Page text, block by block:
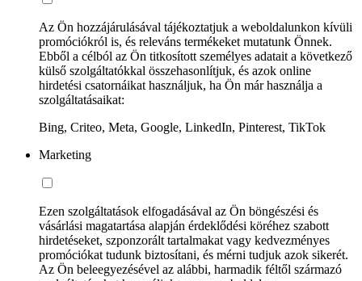
Az Ön hozzájárulásával tájékoztatjuk a weboldalunkon kívüli
promóciókról is, és releváns termékeket mutatunk Önnek.
Ebből a célból az Ön titkosított személyes adatait a következő
külső szolgáltatókkal összehasonlítjuk, és azok online
hirdetési csatornáikat használjuk, ha Ön már használja a
szolgáltatásaikat:
Bing, Criteo, Meta, Google, LinkedIn, Pinterest, TikTok
Marketing
Ezen szolgáltatások elfogadásával az Ön böngészési és
vásárlási magatartása alapján érdeklődési köréhez szabott
hirdetéseket, szponzorált tartalmakat vagy kedvezményes
promóciókat tudunk biztosítani, és mérni tudjuk azok sikerét.
Az Ön beleegyezésével az alábbi, harmadik féltől származó